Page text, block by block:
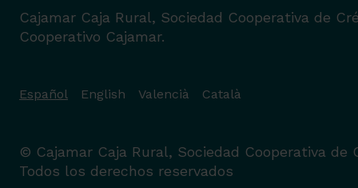
Cajamar Caja Rural, Sociedad Cooperativa de
Cooperativo Cajamar.
Español English Valencià Català
© Cajamar Caja Rural, Sociedad Cooperativa de
Todos los derechos reservados